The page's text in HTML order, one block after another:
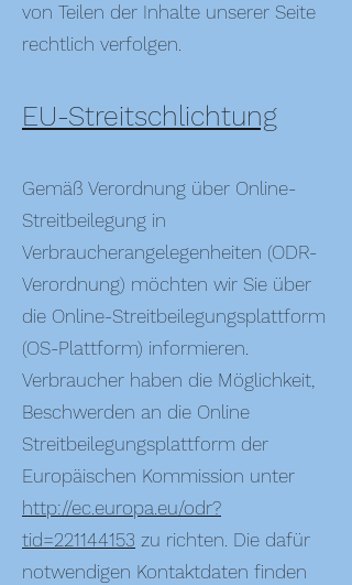
von Teilen der Inhalte unserer Seite
rechtlich verfolgen.
EU-Streitschlichtung
Gemäß Verordnung über Online-
Streitbeilegung in
Verbraucherangelegenheiten (ODR-
Verordnung) möchten wir Sie über
die Online-Streitbeilegungsplattform
(OS-Plattform) informieren.
Verbraucher haben die Möglichkeit,
Beschwerden an die Online
Streitbeilegungsplattform der
Europäischen Kommission unter
http://ec.europa.eu/odr?
tid=221144153 zu richten. Die dafür
notwendigen Kontaktdaten finden